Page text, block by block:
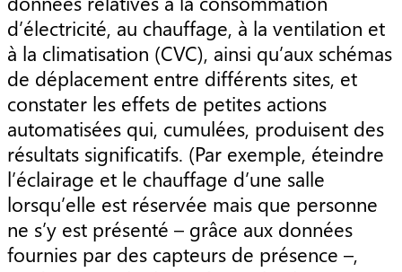
d’électricité, au chauffage, à la ventilation et
à la climatisation (CVC), ainsi qu’aux schémas
de déplacement entre différents sites, et
constater les effets de petites actions
automatisées qui, cumulées, produisent des
résultats significatifs. (Par exemple, éteindre
l’éclairage et le chauffage d’une salle
lorsqu’elle est réservée mais que personne
ne s’y est présenté – grâce aux données
fournies par des capteurs de présence –,